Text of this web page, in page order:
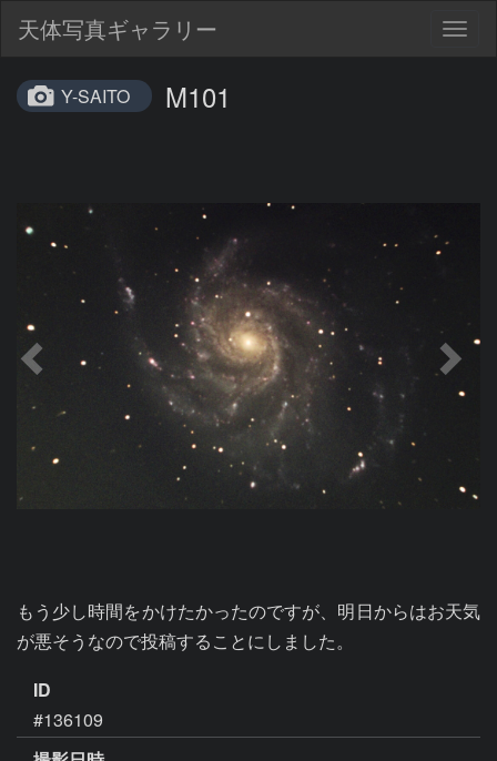
天体写真ギャラリー
Y-SAITO M101
もう少し時間をかけたかったのですが、明日からはお天気
が悪そうなので投稿することにしました。
ID
#136109